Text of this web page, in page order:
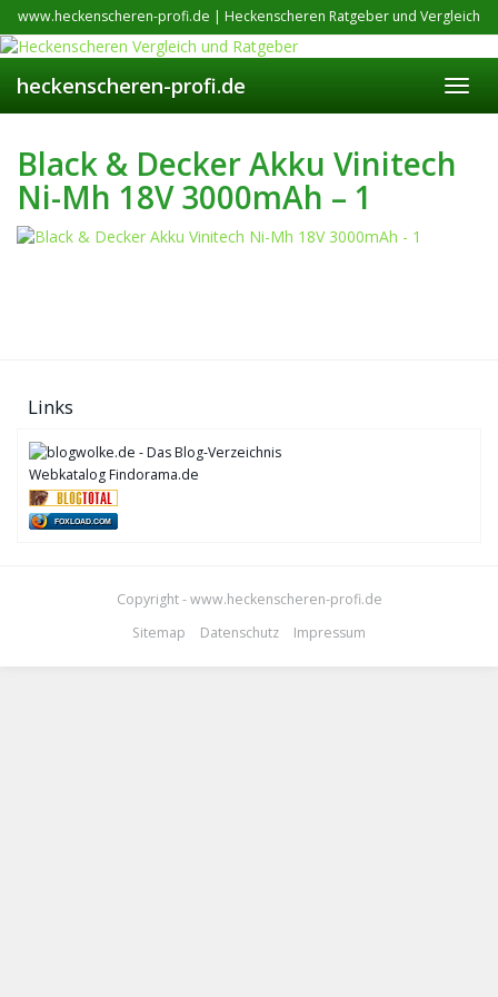
Skip
to
main
content
www.heckenscheren-profi.de | Heckenscheren Ratgeber und Vergleich
heckenscheren-profi.de
Black & Decker Akku Vinitech
Ni-Mh 18V 3000mAh – 1
Links
Webkatalog Findorama.de
FOXLOAD.COM
Copyright - www.heckenscheren-profi.de
Sitemap
Datenschutz Impressum